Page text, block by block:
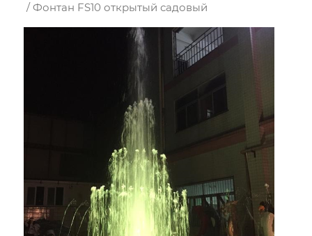
/ Фонтан FS10 открытый садовый